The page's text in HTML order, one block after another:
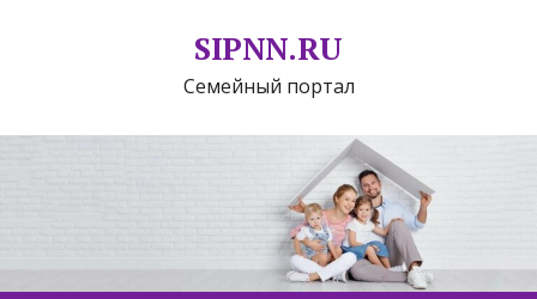
SIPNN.RU
Семейный портал